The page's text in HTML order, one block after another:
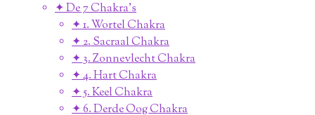
✦ De 7 Chakra's
✦ 1. Wortel Chakra
✦ 2. Sacraal Chakra
✦ 3. Zonnevlecht Chakra
✦ 4. Hart Chakra
✦ 5. Keel Chakra
✦ 6. Derde Oog Chakra